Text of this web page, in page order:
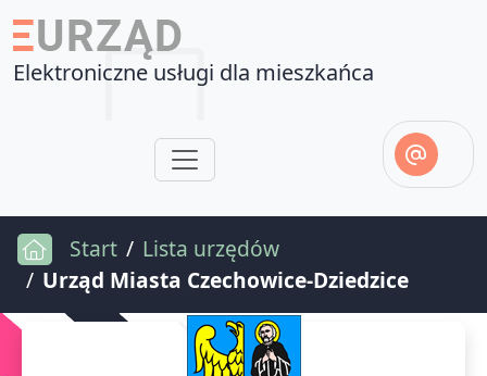
Elektroniczne usługi dla mieszkańca
Start
Lista urzędów
Urząd Miasta Czechowice-Dziedzice